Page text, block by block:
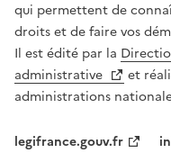
qui permettent de
droits et de faire vos
Il est édité par la
administrative
et
administrations
legifrance.gouv.fr